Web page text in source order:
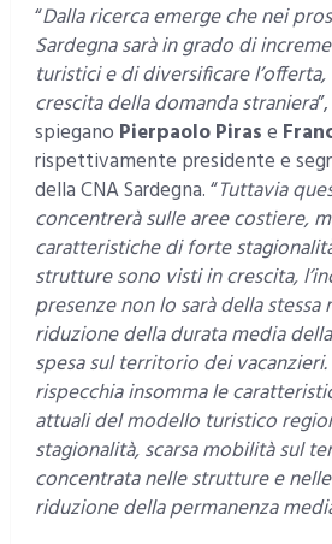
“Dalla ricerca emerge che nei
Sardegna sarà in grado di
turistici e di diversificare l’offerta,
crescita della domanda straniera”,
spiegano Pierpaolo Pirase
rispettivamente presidente e
della CNA Sardegna. “Tuttavia
concentrerà sulle aree costiere,
caratteristiche di forte
strutture sono visti in crescita,
presenze non lo sarà della stessa
riduzione della durata media
spesa sul territorio dei vacanzieri.
rispecchia insomma le
attuali del modello turistico
stagionalità, scarsa mobilità sul
concentrata nelle strutture e
riduzione della permanenza